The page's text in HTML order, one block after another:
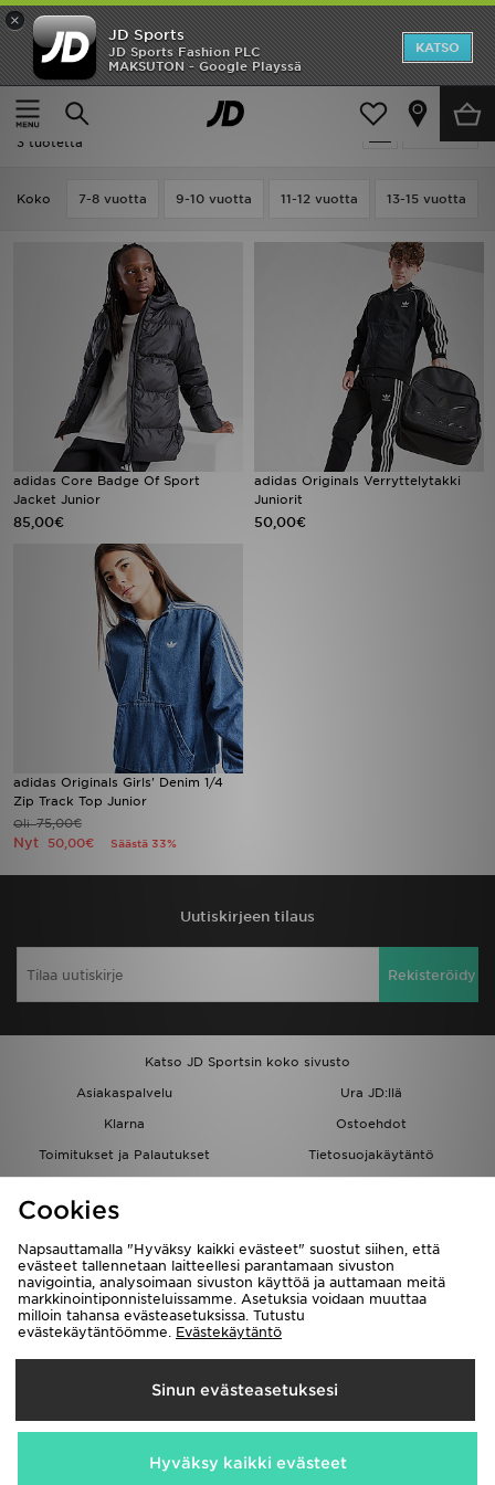
×
JD Sports
JD Sports Fashion PLC
MAKSUTON - Google Playssä
KATSO
Etusivu
Lapset
Suodata
Lapset - Adidas Takit
3 tuotetta
Koko 7-8 vuotta 9-10 vuotta 11-12 vuotta 13-15 vuotta
adidas Core Badge Of Sport
Jacket Junior
85,00€
adidas Originals Verryttelytakki
Juniorit
50,00€
adidas Originals Girls' Denim 1/4
Zip Track Top Junior
Oli75,00€
Nyt 50,00€ Säästä 33%
Uutiskirjeen tilaus
Rekisteröidy
Katso JD Sportsin koko sivusto
Asiakaspalvelu
Ura JD:llä
Klarna
Ostoehdot
Toimitukset ja Palautukset
Tietosuojakäytäntö
Löydä myymälä
Kumppanuusohjelma
JD Blog
Toimitetaan
Suomi
Me hyväksymme seuraavat maksutavat
Etusivu
Ale
Uutuudet
Tuotemerkit
Inspiroidu
Jalkapallo
Lataa JD-sovellus
Minun viestini
Asiakaspalvelu ja tietoa
Cookies
Napsauttamalla "Hyväksy kaikki evästeet" suostut siihen, että
evästeet tallennetaan laitteellesi parantamaan sivuston
navigointia, analysoimaan sivuston käyttöä ja auttamaan meitä
markkinointiponnisteluissamme. Asetuksia voidaan muuttaa
milloin tahansa evästeasetuksissa. Tutustu
evästekäytäntöömme. Evästekäytäntö
Sinun evästeasetuksesi
Hyväksy kaikki evästeet